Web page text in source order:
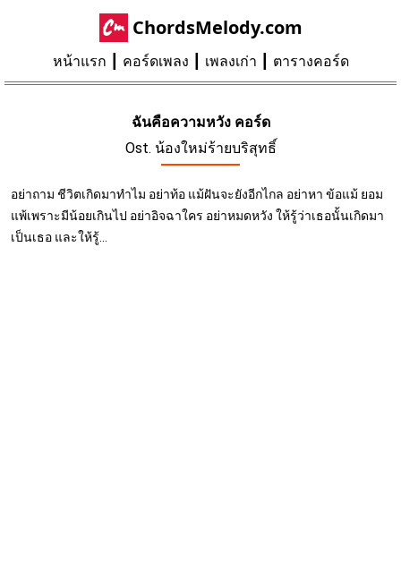
ChordsMelody.com
หน้าแรก คอร์ดเพลง เพลงเก่า ตารางคอร์ด
ฉันคือความหวัง คอร์ด
Ost. น้องใหม่ร้ายบริสุทธิ์
อย่าถาม ชีวิตเกิดมาทำไม อย่าท้อ แม้ฝันจะยังอีกไกล อย่าหา ข้อแม้ ยอม
แพ้เพราะมีน้อยเกินไป อย่าอิจฉาใคร อย่าหมดหวัง ให้รู้ว่าเธอนั้นเกิดมา
เป็นเธอ และให้รู้...